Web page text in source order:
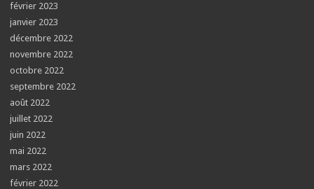
février 2023
janvier 2023
décembre 2022
novembre 2022
octobre 2022
septembre 2022
août 2022
juillet 2022
juin 2022
mai 2022
mars 2022
février 2022